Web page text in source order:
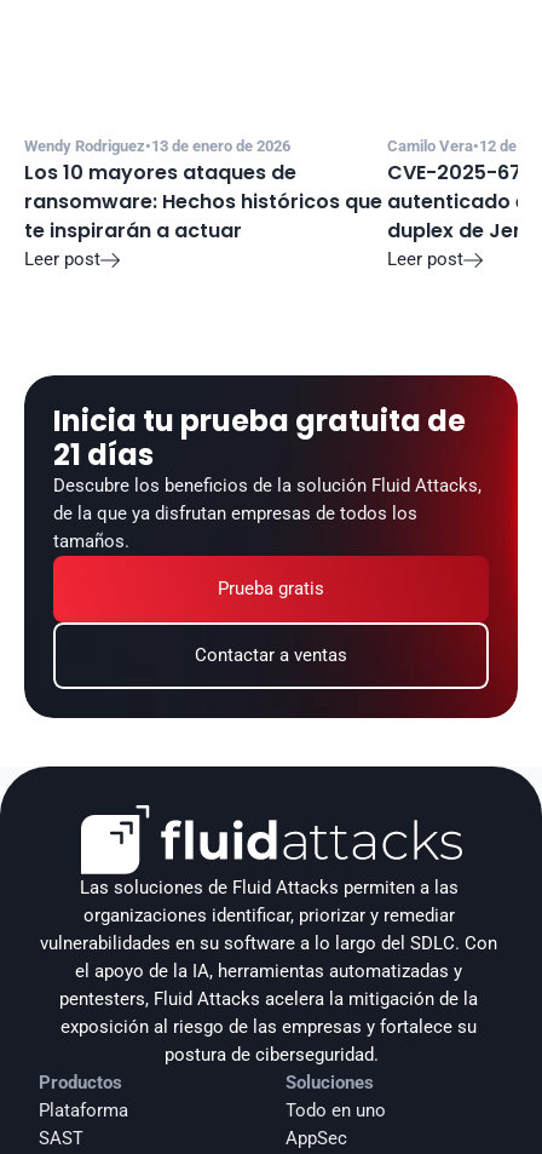
Wendy Rodriguez•13 de enero de 2026
Los 10 mayores ataques de
ransomware: Hechos históricos que
te inspirarán a actuar
Leer post
Camilo Vera•12 de
CVE-2025-
autenticado
duplex de
Leer post
Inicia tu prueba gratuita de
21 días
Descubre los beneficios de la solución Fluid Attacks,
de la que ya disfrutan empresas de todos los
tamaños.
Prueba gratis
Contactar a ventas
Las soluciones de Fluid Attacks permiten a las
organizaciones identificar, priorizar y remediar
vulnerabilidades en su software a lo largo del SDLC. Con
el apoyo de la IA, herramientas automatizadas y
pentesters, Fluid Attacks acelera la mitigación de la
exposición al riesgo de las empresas y fortalece su
postura de ciberseguridad.
Productos
Plataforma
SAST
Soluciones
Todo en uno
AppSec